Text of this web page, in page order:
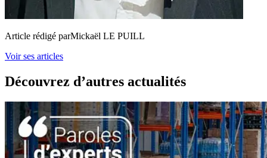
Article rédigé parMickaël LE PUILL
Voir ses articles
Découvrez d’autres actualités